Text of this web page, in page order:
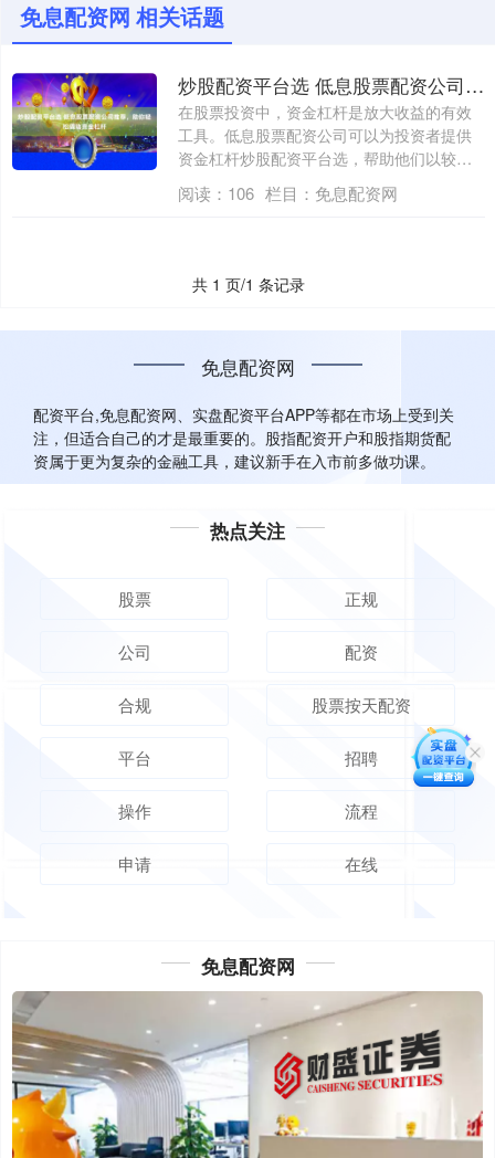
免息配资网 相关话题
炒股配资平台选 低息股票配资公司推荐，助你轻松撬动资金杠杆
在股票投资中，资金杠杆是放大收益的有效
工具。低息股票配资公司可以为投资者提供
资金杠杆炒股配资平台选，帮助他们以较低
的成本....
阅读： 106 栏目： 免息配资网
共 1 页/1 条记录
免息配资网
配资平台,免息配资网、实盘配资平台APP等都在市场上受到关
注，但适合自己的才是最重要的。股指配资开户和股指期货配
资属于更为复杂的金融工具，建议新手在入市前多做功课。
热点关注
股票 正规
公司 配资
合规 股票按天配资
平台 招聘
操作 流程
申请 在线
免息配资网